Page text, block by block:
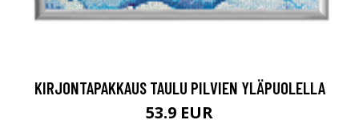
KIRJONTAPAKKAUS TAULU PILVIEN YLÄPUOLELLA
53.9 EUR